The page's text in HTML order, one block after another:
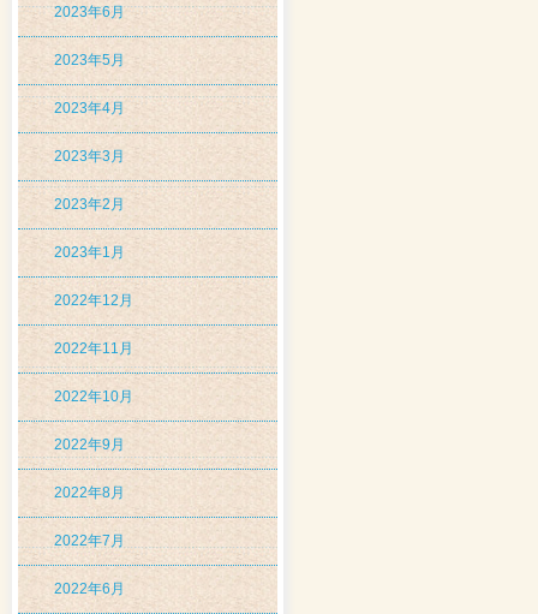
2023年6月
2023年5月
2023年4月
2023年3月
2023年2月
2023年1月
2022年12月
2022年11月
2022年10月
2022年9月
2022年8月
2022年7月
2022年6月